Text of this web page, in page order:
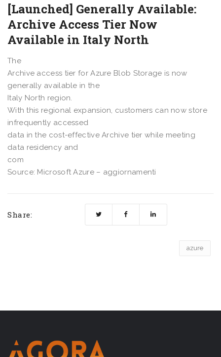
[Launched] Generally Available:
Archive Access Tier Now
Available in Italy North
The
Archive access tier for Azure Blob Storage is now
generally available in the
Italy North region.
With this regional expansion, customers can now store
infrequently accessed
data in the cost-effective Archive tier while meeting
data residency and
com
Source: Microsoft Azure – aggiornamenti
Share:
azure